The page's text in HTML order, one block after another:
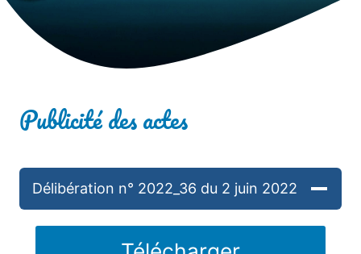
Publicité des actes
Délibération n° 2022_36 du 2 juin 2022